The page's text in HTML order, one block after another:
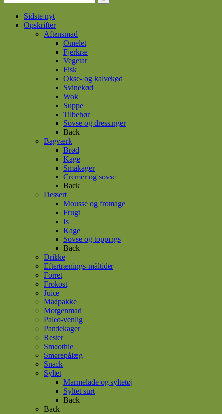
Sidste nyt
Opskrifter
Aftensmad
Omelet
Fjerkræ
Vegetar
Fisk
Okse- og kalvekød
Svinekød
Wok
Suppe
Tilbehør
Sovse og dressinger
Back
Bagværk
Brød
Kage
Småkager
Cremer og sovse
Back
Dessert
Mousse og fromage
Frugt
Is
Kage
Sovse og toppings
Back
Drikke
Eftertrænings-måltider
Forret
Frokost
Juice
Madpakke
Morgenmad
Paleo-venlig
Pandekager
Rester
Smoothie
Smørepålæg
Snack
Syltet
Marmelade og syltetøj
Syltet surt
Back
Back